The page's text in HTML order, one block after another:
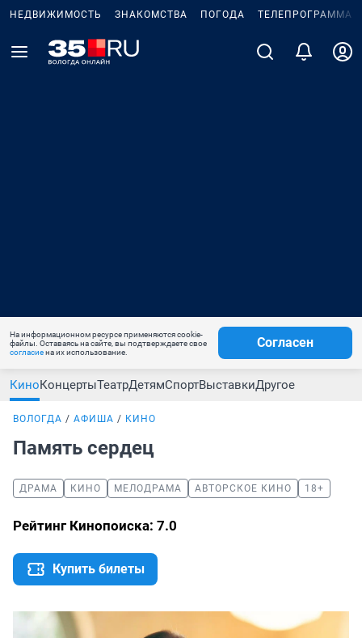
НЕДВИЖИМОСТЬ ЗНАКОМСТВА ПОГОДА ТЕЛЕПРОГРАММА
На информационном ресурсе применяются cookie-
файлы. Оставаясь на сайте, вы подтверждаете свое
согласиена их использование.
Согласен
КиноКонцертыТеатрДетямСпортВыставкиДругое
ВОЛОГДА АФИША КИНО
Память сердец
ДРАМА КИНО МЕЛОДРАМА АВТОРСКОЕ КИНО 18+
Рейтинг Кинопоиска: 7.0
Купить билеты